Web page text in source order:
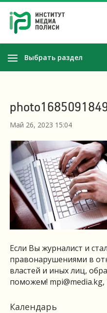
Выбрать раздел
Май 26, 2023 15:04
Если Вы журналист и
правонарушениями в
властей и иных лиц,
поможем! mpi@media.kg,
Календарь